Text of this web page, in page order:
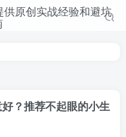
？推荐不起眼的小生